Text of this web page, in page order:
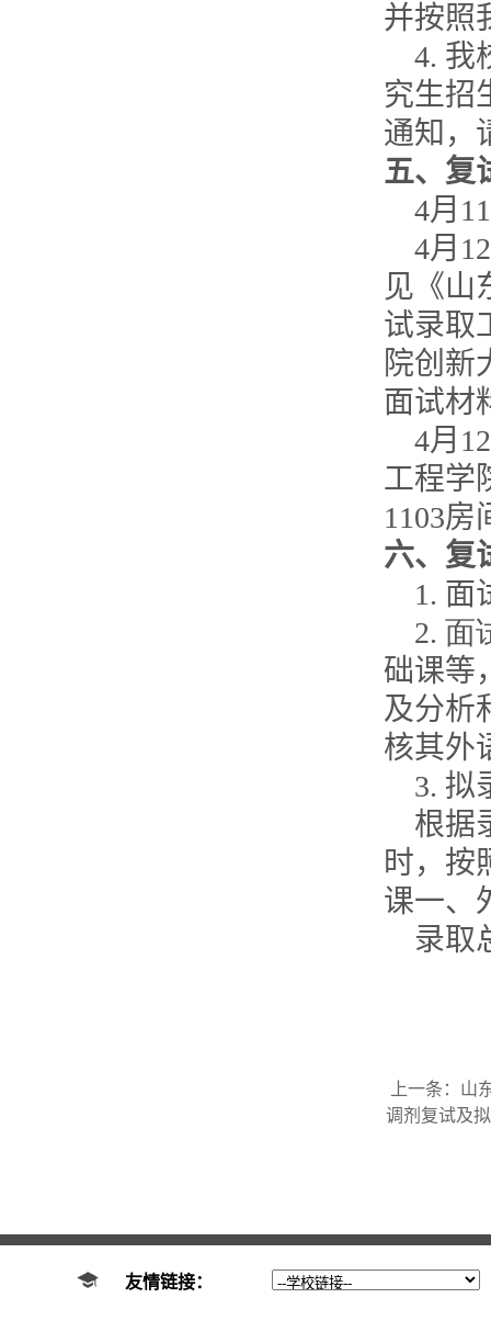
并按照
4. 我
究生招
通知，
五、复
4月
4月 12
见《山
试录取
院创新
面试材
4月 12
工程学
1103房
六、复
1. 面
2. 面
础课等
及分析
核其外
3. 拟
根据
时，按
课一、
录取
上一条： 山
调剂复试及
友情链接：